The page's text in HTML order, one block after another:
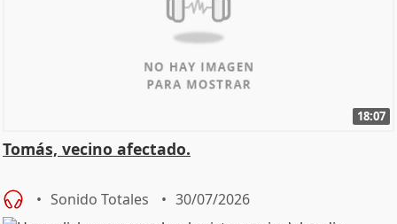
18:07
Tomás, vecino afectado.
Sonido Totales 30/07/2026